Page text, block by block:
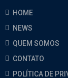
HOME
NEWS
QUEM SOMOS
CONTATO
POLÍTICA DE